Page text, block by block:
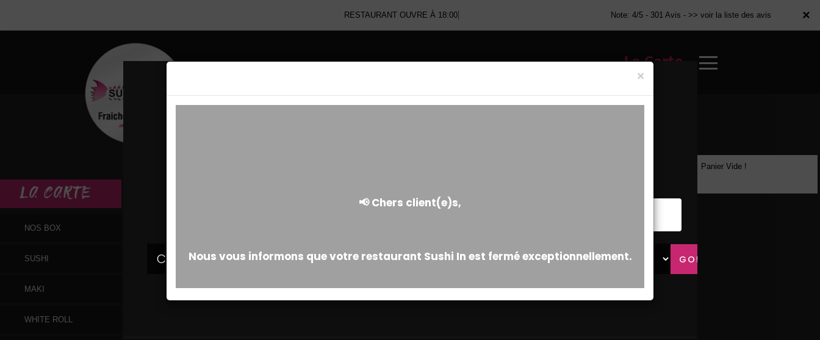
×
RESTAURANT OUVRE À 18:00 Note: 4/5 - 301 Avis - >> voir la liste des avis
La Carte
×
LA CARTE
NOS BOX
SUSHI
MAKI
WHITE ROLL
Panier Vide !
×